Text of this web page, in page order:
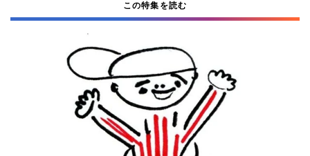
この特集を読む